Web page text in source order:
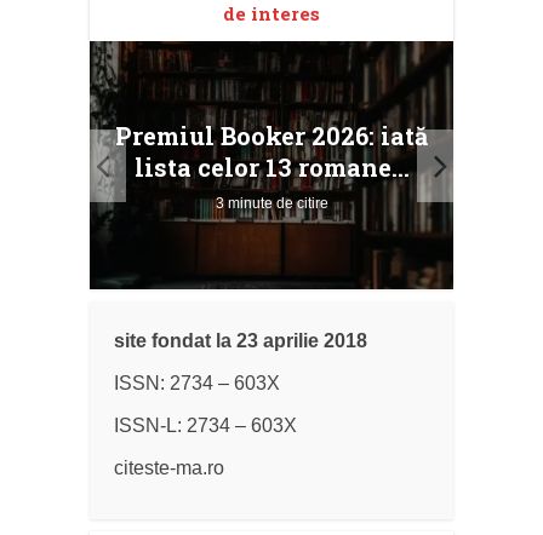
de interes
Premiul Booker 2026: iată
lista celor 13 romane...
3 minute de citire
site fondat la 23 aprilie 2018
ISSN: 2734 – 603X
ISSN-L: 2734 – 603X
citeste-ma.ro